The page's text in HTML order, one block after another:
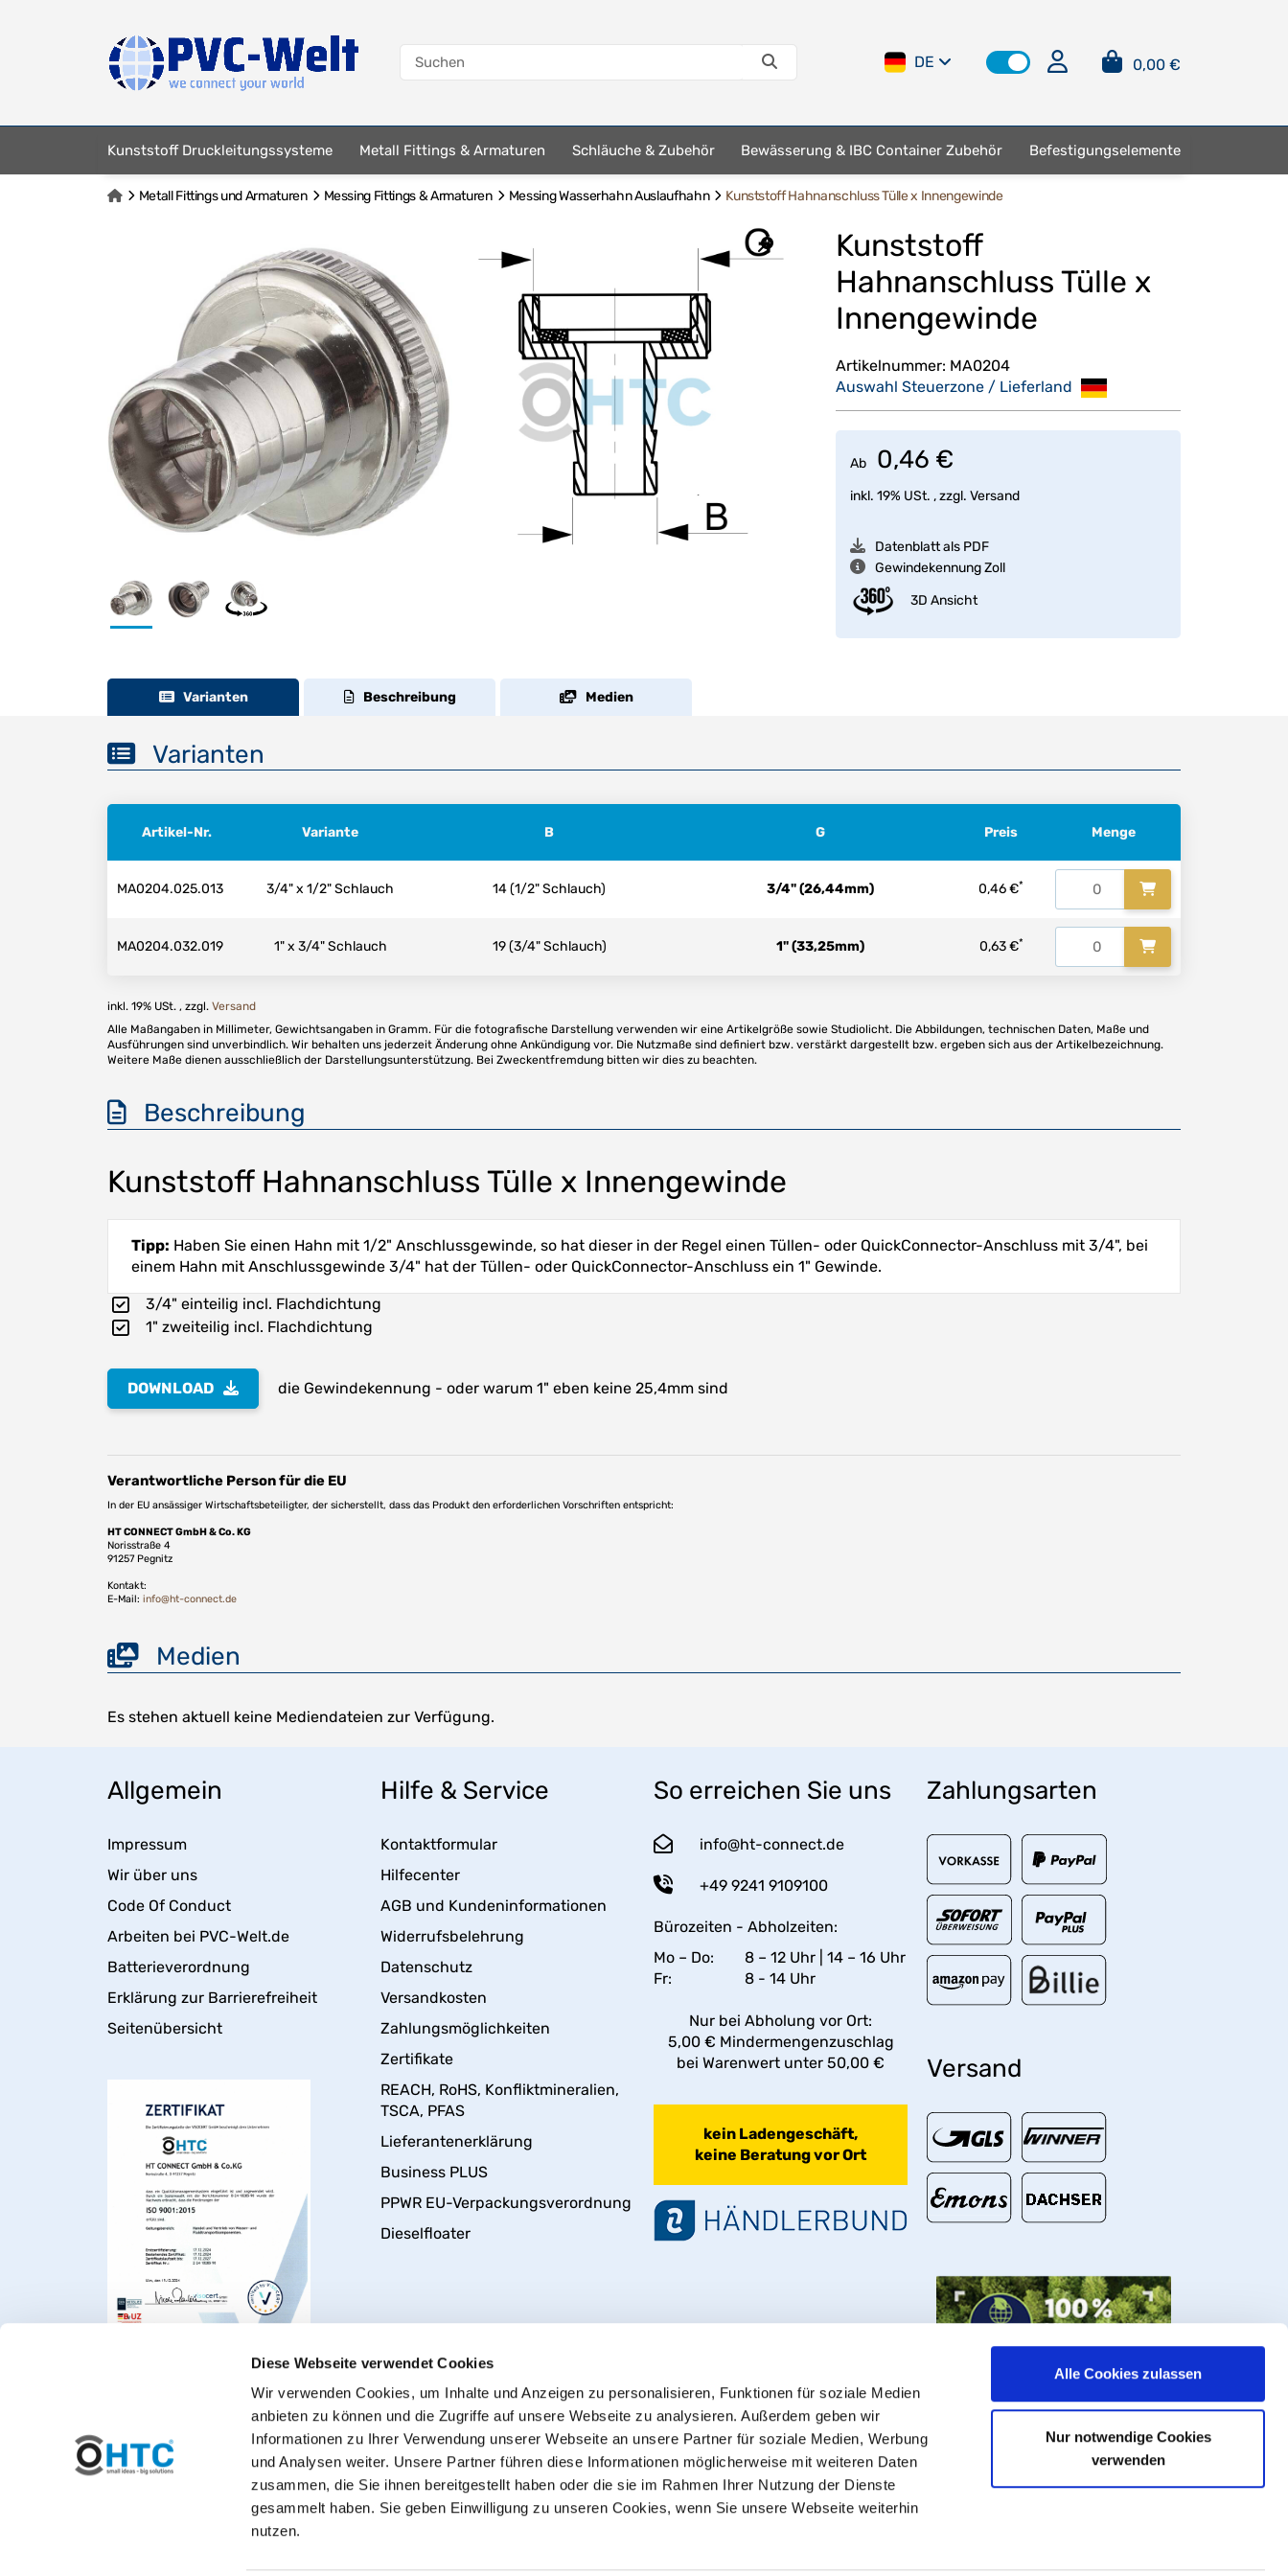
Diese Webseite verwendet Cookies
Wir verwenden Cookies, um Inhalte und Anzeigen zu personalisieren, Funktionen für soziale Medien
anbieten zu können und die Zugriffe auf unsere Webseite zu analysieren. Außerdem geben wir
Informationen zu Ihrer Verwendung unserer Webseite an unsere Partner für soziale Medien, Werbung
und Analysen weiter. Unsere Partner führen diese Informationen möglicherweise mit weiteren Daten
zusammen, die Sie ihnen bereitgestellt haben oder die sie im Rahmen Ihrer Nutzung der Dienste
gesammelt haben. Sie geben Einwilligung zu unseren Cookies, wenn Sie unsere Webseite weiterhin
nutzen.
Alle Cookies zulassen
Nur notwendige Cookies
verwenden
DE 0,00 €
Kunststoff Druckleitungssysteme Metall Fittings & Armaturen Schläuche & Zubehör Bewässerung & IBC Container Zubehör Befestigungselemente
Metall Fittings und Armaturen Messing Fittings & Armaturen Messing Wasserhahn Auslaufhahn Kunststoff Hahnanschluss Tülle x Innengewinde
Kunststoff
Hahnanschluss Tülle x
Innengewinde
Artikelnummer: MA0204
Auswahl Steuerzone / Lieferland
Ab 0,46 €
inkl. 19% USt. , zzgl. Versand
Datenblatt als PDF
Gewindekennung Zoll
3D Ansicht
Varianten Beschreibung Medien
Varianten
Artikel-Nr. Variante B G Preis Menge
MA0204.025.013 3/4" x 1/2" Schlauch 14 (1/2" Schlauch) 3/4" (26,44mm) 0,46 €*
MA0204.032.019 1" x 3/4" Schlauch 19 (3/4" Schlauch) 1" (33,25mm) 0,63 €*
inkl. 19% USt. , zzgl. Versand
Alle Maßangaben in Millimeter, Gewichtsangaben in Gramm. Für die fotografische Darstellung verwenden wir eine Artikelgröße sowie Studiolicht. Die Abbildungen, technischen Daten, Maße und
Ausführungen sind unverbindlich. Wir behalten uns jederzeit Änderung ohne Ankündigung vor. Die Nutzmaße sind definiert bzw. verstärkt dargestellt bzw. ergeben sich aus der Artikelbezeichnung.
Weitere Maße dienen ausschließlich der Darstellungsunterstützung. Bei Zweckentfremdung bitten wir dies zu beachten.
Beschreibung
Kunststoff Hahnanschluss Tülle x Innengewinde
Tipp: Haben Sie einen Hahn mit 1/2" Anschlussgewinde, so hat dieser in der Regel einen Tüllen- oder QuickConnector-Anschluss mit 3/4", bei
einem Hahn mit Anschlussgewinde 3/4" hat der Tüllen- oder QuickConnector-Anschluss ein 1" Gewinde.
3/4" einteilig incl. Flachdichtung
1" zweiteilig incl. Flachdichtung
DOWNLOAD die Gewindekennung - oder warum 1" eben keine 25,4mm sind
Verantwortliche Person für die EU
In der EU ansässiger Wirtschaftsbeteiligter, der sicherstellt, dass das Produkt den erforderlichen Vorschriften entspricht:
HT CONNECT GmbH & Co. KG
Norisstraße 4
91257 Pegnitz
Kontakt:
E-Mail: info@ht-connect.de
Medien
Es stehen aktuell keine Mediendateien zur Verfügung.
Allgemein
Impressum
Wir über uns
Code Of Conduct
Arbeiten bei PVC-Welt.de
Batterieverordnung
Erklärung zur Barrierefreiheit
Seitenübersicht
Hilfe & Service
Kontaktformular
Hilfecenter
AGB und Kundeninformationen
Widerrufsbelehrung
Datenschutz
Versandkosten
Zahlungsmöglichkeiten
Zertifikate
REACH, RoHS, Konfliktmineralien,
TSCA, PFAS
Lieferantenerklärung
Business PLUS
PPWR EU-Verpackungsverordnung
Dieselfloater
So erreichen Sie uns
info@ht-connect.de
+49 9241 9109100
Bürozeiten - Abholzeiten:
Mo – Do:
8 – 12 Uhr | 14 – 16 Uhr
Fr:
8 - 14 Uhr
Nur bei Abholung vor Ort:
5,00 € Mindermengenzuschlag
bei Warenwert unter 50,00 €
kein Ladengeschäft,
keine Beratung vor Ort
Zahlungsarten
Versand
Vertrag widerrufen
© 2013 - 2026 HT CONNECT GmbH & Co. KG
Herzlich willkommen bei PVC-Welt, dem Online Shop mit Qualitätsprodukten von HTC© – PVC-U Rohre, Armaturen und Fittings.